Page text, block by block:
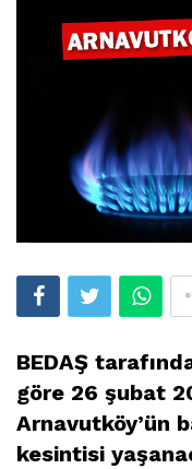
BEDAŞ
göre 26 şubat
Arnavutköy’ün
kesintisi